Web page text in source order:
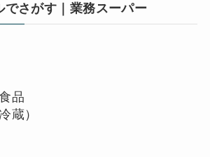
でさがす｜業務スーパー
品
蔵）